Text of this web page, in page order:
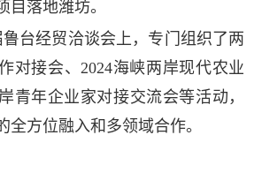
目落地潍坊。
经贸洽谈会上，专门组织了两
对接会、2024海峡两岸现代农业
青年企业家对接交流会等活动，
全方位融入和多领域合作。